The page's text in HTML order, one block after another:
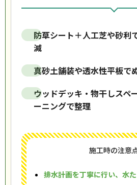
防草シート＋人工芝や砂利
減
真砂土舗装や透水性平板で
ウッドデッキ・物干しスペ
ーニングで整理
施工時の注意
排水計画を丁寧に行い、水